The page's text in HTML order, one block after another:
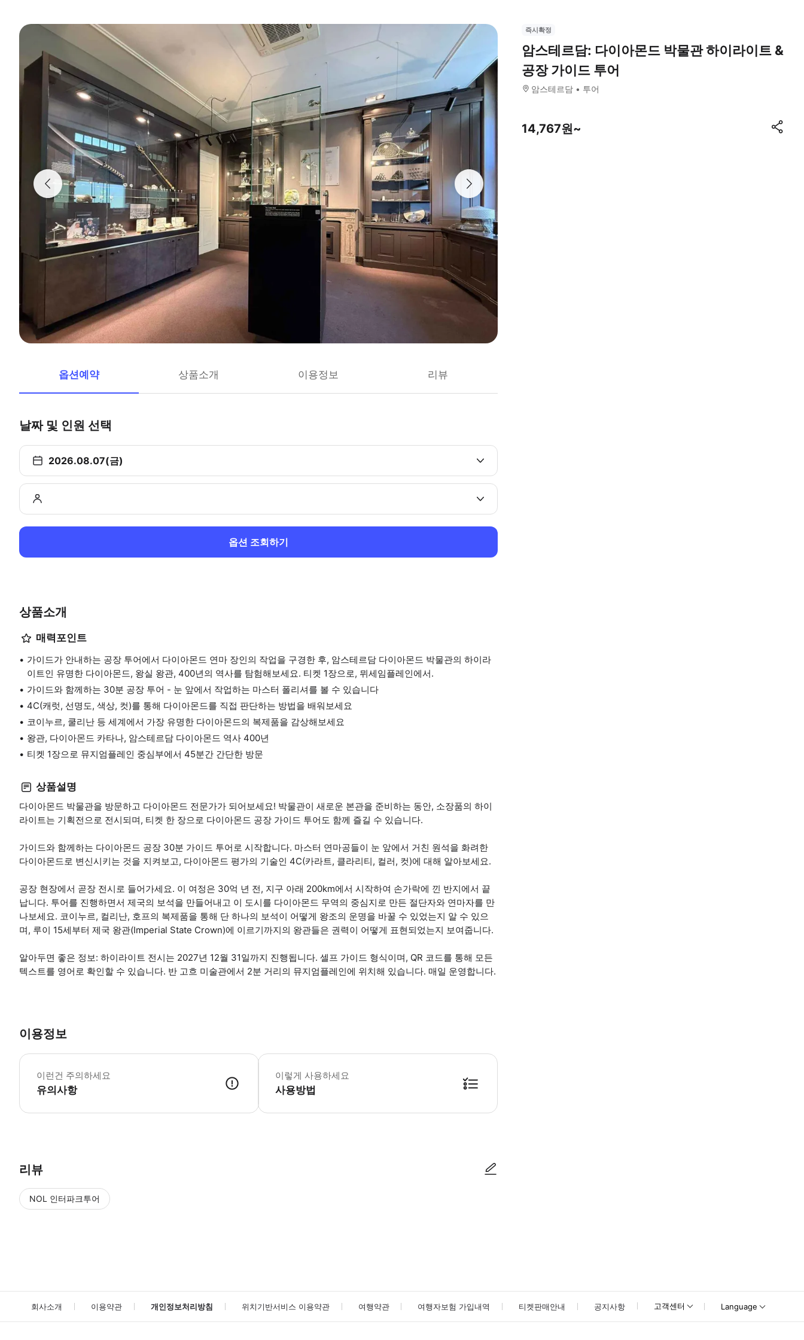
옵션예약 상품소개 이용정보 리뷰
날짜 및 인원 선택
2026.08.07(금)
옵션 조회하기
상품소개
매력포인트
가이드가 안내하는 공장 투어에서 다이아몬드 연마 장인의 작업을 구경한 후, 암스테르담 다이아몬드 박물관의 하이라
이트인 유명한 다이아몬드, 왕실 왕관, 400년의 역사를 탐험해보세요. 티켓 1장으로, 뮈세임플레인에서.
가이드와 함께하는 30분 공장 투어 - 눈 앞에서 작업하는 마스터 폴리셔를 볼 수 있습니다
4C(캐럿, 선명도, 색상, 컷)를 통해 다이아몬드를 직접 판단하는 방법을 배워보세요
코이누르, 쿨리난 등 세계에서 가장 유명한 다이아몬드의 복제품을 감상해보세요
왕관, 다이아몬드 카타나, 암스테르담 다이아몬드 역사 400년
티켓 1장으로 뮤지엄플레인 중심부에서 45분간 간단한 방문
상품설명
다이아몬드 박물관을 방문하고 다이아몬드 전문가가 되어보세요! 박물관이 새로운 본관을 준비하는 동안, 소장품의 하이
라이트는 기획전으로 전시되며, 티켓 한 장으로 다이아몬드 공장 가이드 투어도 함께 즐길 수 있습니다.
가이드와 함께하는 다이아몬드 공장 30분 가이드 투어로 시작합니다. 마스터 연마공들이 눈 앞에서 거친 원석을 화려한
다이아몬드로 변신시키는 것을 지켜보고, 다이아몬드 평가의 기술인 4C(카라트, 클라리티, 컬러, 컷)에 대해 알아보세요.
공장 현장에서 곧장 전시로 들어가세요. 이 여정은 30억 년 전, 지구 아래 200km에서 시작하여 손가락에 낀 반지에서 끝
납니다. 투어를 진행하면서 제국의 보석을 만들어내고 이 도시를 다이아몬드 무역의 중심지로 만든 절단자와 연마자를 만
나보세요. 코이누르, 컬리난, 호프의 복제품을 통해 단 하나의 보석이 어떻게 왕조의 운명을 바꿀 수 있었는지 알 수 있으
며, 루이 15세부터 제국 왕관(Imperial State Crown)에 이르기까지의 왕관들은 권력이 어떻게 표현되었는지 보여줍니다.
알아두면 좋은 정보: 하이라이트 전시는 2027년 12월 31일까지 진행됩니다. 셀프 가이드 형식이며, QR 코드를 통해 모든
텍스트를 영어로 확인할 수 있습니다. 반 고흐 미술관에서 2분 거리의 뮤지엄플레인에 위치해 있습니다. 매일 운영합니다.
이용정보
이런건 주의하세요
유의사항
- 디아망 박물관은 주말을 포함하여 매일 오전 9시부터 오후 5시까지 운영합니다.
이렇게 사용하세요
사용방법
리뷰
NOL 인터파크투어
즉시확정
암스테르담: 다이아몬드 박물관 하이라이트 &
공장 가이드 투어
암스테르담 투어
14,767원~
회사소개 이용약관 개인정보처리방침 위치기반서비스 이용약관 여행약관 여행자보험 가입내역 티켓판매안내 공지사항 고객센터 Language